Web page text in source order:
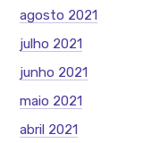
agosto 2021
julho 2021
junho 2021
maio 2021
abril 2021